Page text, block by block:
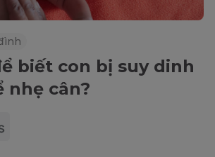
biết con bị suy dinh
nhẹ cân?